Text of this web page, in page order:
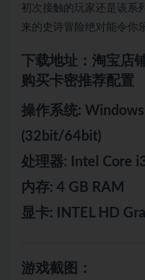
初次接触的玩家还是该系
来的史诗冒险绝对能令你
下载地址：淘宝店
购买卡密推荐配置
操作系统:
(32bit/64bit)
处理器: Intel Core
内存: 4 GB RAM
显卡: INTEL HD
游戏截图：